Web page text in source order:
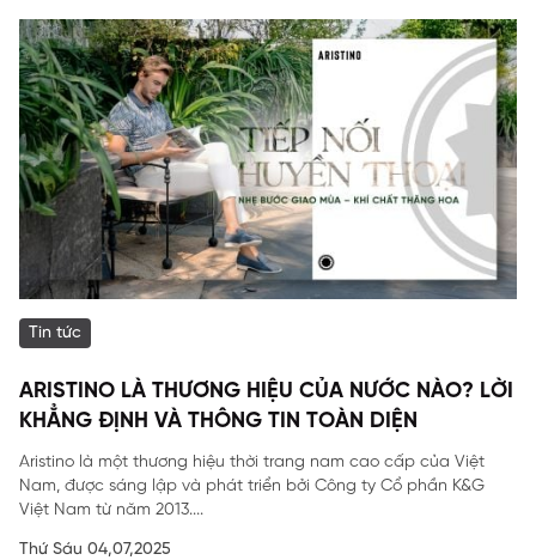
Tin tức
ARISTINO LÀ THƯƠNG HIỆU CỦA NƯỚC NÀO? LỜI
KHẲNG ĐỊNH VÀ THÔNG TIN TOÀN DIỆN
Aristino là một thương hiệu thời trang nam cao cấp của Việt
Nam, được sáng lập và phát triển bởi Công ty Cổ phần K&G
Việt Nam từ năm 2013....
Thứ Sáu 04,07,2025